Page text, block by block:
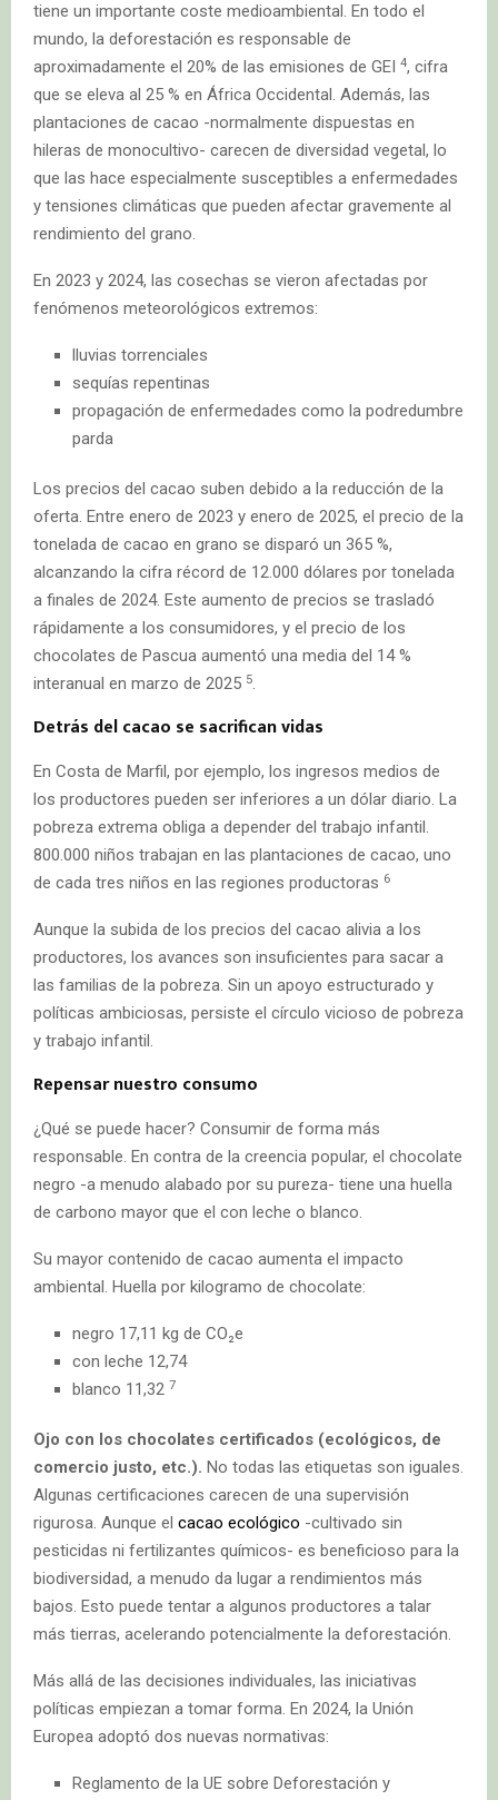
tiene un importante coste medioambiental. En todo el
mundo, la deforestación es responsable de
aproximadamente el 20% de las emisiones de GEI 4, cifra
que se eleva al 25 % en África Occidental. Además, las
plantaciones de cacao -normalmente dispuestas en
hileras de monocultivo- carecen de diversidad vegetal, lo
que las hace especialmente susceptibles a enfermedades
y tensiones climáticas que pueden afectar gravemente al
rendimiento del grano.
En 2023 y 2024, las cosechas se vieron afectadas por
fenómenos meteorológicos extremos:
lluvias torrenciales
sequías repentinas
propagación de enfermedades como la podredumbre
parda
Los precios del cacao suben debido a la reducción de la
oferta. Entre enero de 2023 y enero de 2025, el precio de la
tonelada de cacao en grano se disparó un 365 %,
alcanzando la cifra récord de 12.000 dólares por tonelada
a finales de 2024. Este aumento de precios se trasladó
rápidamente a los consumidores, y el precio de los
chocolates de Pascua aumentó una media del 14 %
interanual en marzo de 2025 5.
Detrás del cacao se sacrifican vidas
En Costa de Marfil, por ejemplo, los ingresos medios de
los productores pueden ser inferiores a un dólar diario. La
pobreza extrema obliga a depender del trabajo infantil.
800.000 niños trabajan en las plantaciones de cacao, uno
de cada tres niños en las regiones productoras 6
Aunque la subida de los precios del cacao alivia a los
productores, los avances son insuficientes para sacar a
las familias de la pobreza. Sin un apoyo estructurado y
políticas ambiciosas, persiste el círculo vicioso de pobreza
y trabajo infantil.
Repensar nuestro consumo
¿Qué se puede hacer? Consumir de forma más
responsable. En contra de la creencia popular, el chocolate
negro -a menudo alabado por su pureza- tiene una huella
de carbono mayor que el con leche o blanco.
Su mayor contenido de cacao aumenta el impacto
ambiental. Huella por kilogramo de chocolate:
negro 17,11 kg de CO₂e
con leche 12,74
blanco 11,32 7
Ojo con los chocolates certificados (ecológicos, de
comercio justo, etc.). No todas las etiquetas son iguales.
Algunas certificaciones carecen de una supervisión
rigurosa. Aunque el cacao ecológico -cultivado sin
pesticidas ni fertilizantes químicos- es beneficioso para la
biodiversidad, a menudo da lugar a rendimientos más
bajos. Esto puede tentar a algunos productores a talar
más tierras, acelerando potencialmente la deforestación.
Más allá de las decisiones individuales, las iniciativas
políticas empiezan a tomar forma. En 2024, la Unión
Europea adoptó dos nuevas normativas:
Reglamento de la UE sobre Deforestación y